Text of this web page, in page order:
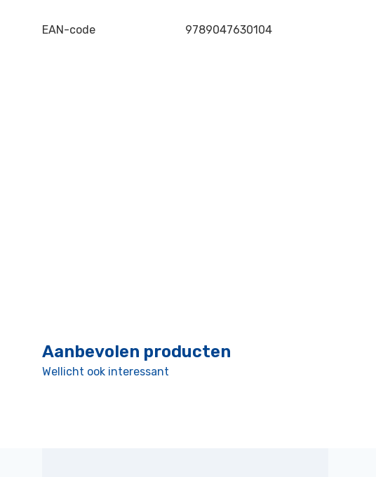
EAN-code 9789047630104
Aanbevolen producten
Wellicht ook interessant